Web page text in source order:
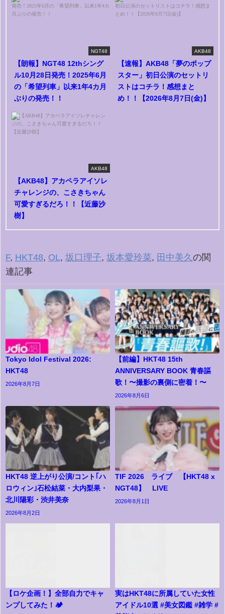
NGT48
【朗報】NGT48 12thシング
ル10月28日発売！2025年6月
の「希望列車」以来1年4カ月
ぶりの発売！！
AKB48
【速報】AKB48「夢のポップ
スター」初日公演のセットリ
ストはコチラ！感想まと
め！！【2026年8月7日(金)】
AKB48
【AKB48】アカペラアイソレ
チャレンジの、こさきちゃん
可愛すぎるだろ！！【近藤沙
樹】
F, HKT48, OL, 坂口理子, 坂本愛玲菜, 田中美久 の関
連記事
Tokyo Idol Festival 2026:
HKT48
2026年8月7日
【前編】HKT48 15th
ANNIVERSARY BOOK 青春謳
歌！〜撮影の裏側に密着！〜
2026年8月6日
HKT48 逆上がり公演/コント｢ハ
ロウィン｣石松結菜・大内梨果・
北川陽彩・渋井美奈
2026年8月2日
TIF 2026 ライブ 【HKT48 x
NGT48】 LIVE
2026年8月1日
【ロケ企画！】全部自力でキャ
ンプしてみた！🏕️
実はHKT48に所属していた女性
アイドル10選 #美女図鑑 #雑学 #